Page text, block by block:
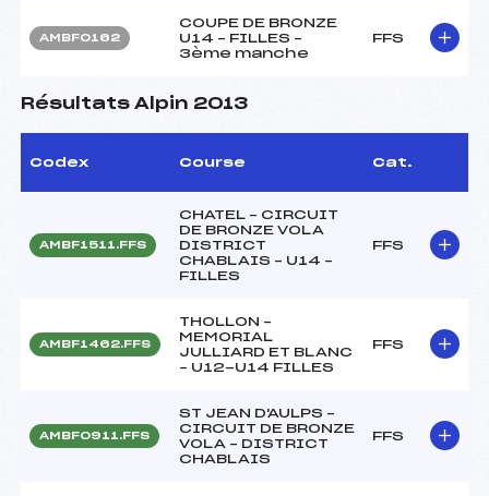
AMBF0162
COUPE DE BRONZE
U14 – FILLES –
3ème manche
FFS
Résultats Alpin 2013
Codex Course Cat.
AMBF1511.FFS
CHATEL – CIRCUIT
DE BRONZE VOLA
DISTRICT
CHABLAIS – U14 –
FILLES
FFS
AMBF1462.FFS
THOLLON –
MEMORIAL
JULLIARD ET BLANC
– U12-U14 FILLES
FFS
AMBF0911.FFS
ST JEAN D'AULPS –
CIRCUIT DE BRONZE
VOLA – DISTRICT
CHABLAIS
FFS